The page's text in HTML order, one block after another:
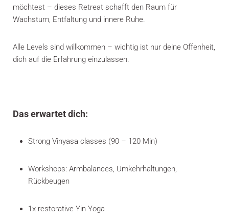
möchtest – dieses Retreat schafft den Raum für
Wachstum, Entfaltung und innere Ruhe.
Alle Levels sind willkommen – wichtig ist nur deine Offenheit,
dich auf die Erfahrung einzulassen.
Das erwartet dich:
Strong Vinyasa classes (90 – 120 Min)
Workshops: Armbalances, Umkehrhaltungen,
Rückbeugen
1x restorative Yin Yoga